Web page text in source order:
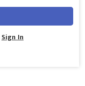
Sign In